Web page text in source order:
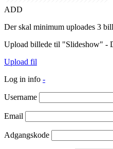
ADD
Der skal minimum uploades 3
Upload billede til "Slideshow" -
Upload fil
Log in info -
Username
Email
Adgangskode